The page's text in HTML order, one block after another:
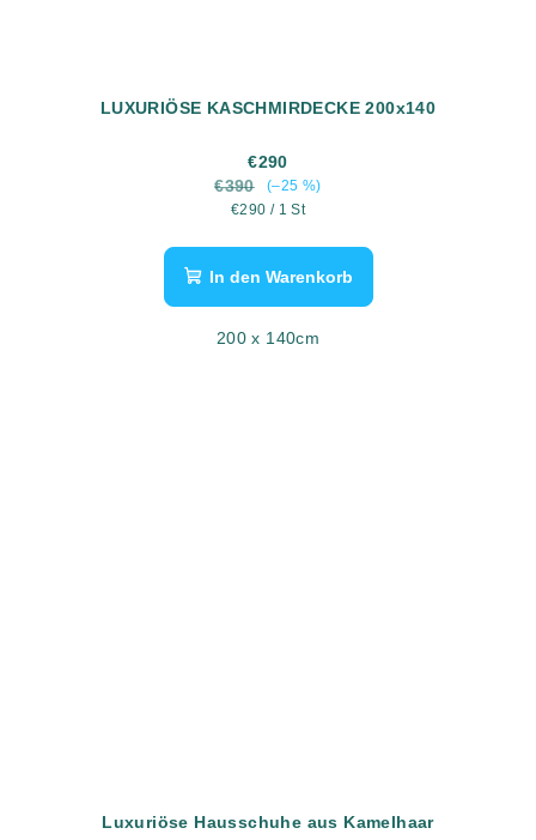
LUXURIÖSE KASCHMIRDECKE 200x140
€290
€390
(–25 %)
Verkaufspreis:
€290 / 1 St
In den Warenkorb
200 x 140cm
Luxuriöse Hausschuhe aus Kamelhaar